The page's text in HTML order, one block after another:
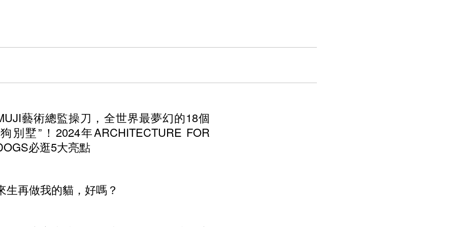
藝術總監操刀，全世界最夢幻的18個
別墅”！2024年ARCHITECTURE FOR
必逛5大亮點
生再做我的貓，好嗎？